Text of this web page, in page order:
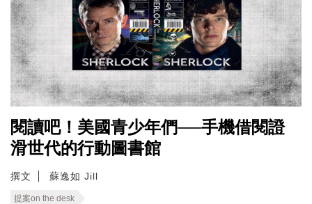
閱讀吧！美國青少年們──手機借閱證
滑世代的行動圖書館
撰文 蘇逸如 Jill
提案on the desk